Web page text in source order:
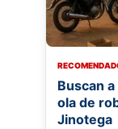
Buscan
ola de
Jinotega